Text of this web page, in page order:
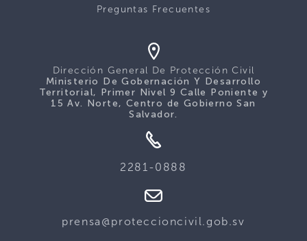
Preguntas Frecuentes
Dirección General De Protección Civil
Ministerio De Gobernación Y Desarrollo
Territorial, Primer Nivel 9 Calle Poniente y
15 Av. Norte, Centro de Gobierno San
Salvador.
2281-0888
prensa@proteccioncivil.gob.sv